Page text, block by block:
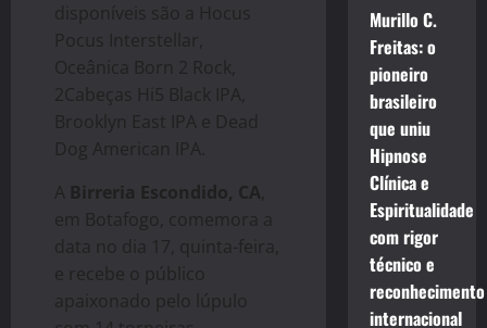
disponíveis são a Hocus
Pocus Interstellar,
Oceânica Born 2 Rock,
2Cabeças Hi5 Black IPA,
Brooklyn East IPA e Dead
Dog American IPA.
A Birreria Escondido, CA
em Botafogo, comemora a
data no dia 17, quinta-feira,
e recebe o público
apaixonado pelo lúpulo
Murillo C.
Freitas: o
pioneiro
brasileiro
que uniu
Hipnose
Clínica e
Espiritualidade
com rigor
técnico e
reconhecimento
internacional